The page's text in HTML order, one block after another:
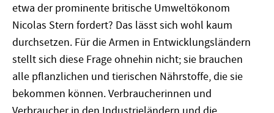
etwa der prominente britische Umweltökonom
Nicolas Stern fordert? Das lässt sich wohl kaum
durchsetzen. Für die Armen in Entwicklungsländern
stellt sich diese Frage ohnehin nicht; sie brauchen
alle pflanzlichen und tierischen Nährstoffe, die sie
bekommen können. Verbraucherinnen und